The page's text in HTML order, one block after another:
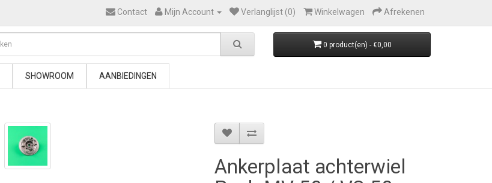
Contact Mijn Account Verlanglijst (0) Winkelwagen Afrekenen
0 product(en) - €0,00
SHOWROOM AANBIEDINGEN
Ankerplaat achterwiel